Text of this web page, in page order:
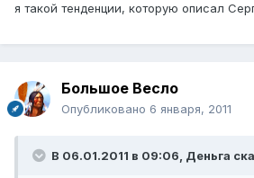
я такой тенденции, которую описал
Большое Весло
Опубликовано 6 января, 2011
В 06.01.2011 в 09:06, Деньга